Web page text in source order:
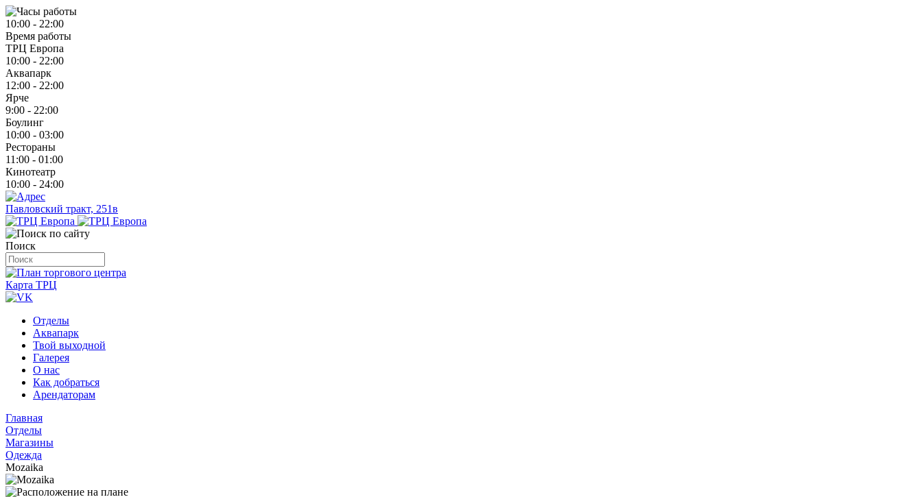
10:00 - 22:00
Время работы
ТРЦ Европа
10:00 - 22:00
Аквапарк
12:00 - 22:00
Ярче
9:00 - 22:00
Боулинг
10:00 - 03:00
Рестораны
11:00 - 01:00
Кинотеатр
10:00 - 24:00
Павловский тракт, 251в
Поиск
Карта ТРЦ
Отделы
Аквапарк
Твой выходной
Галерея
О нас
Как добраться
Арендаторам
Главная
Отделы
Магазины
Одежда
Mozaika